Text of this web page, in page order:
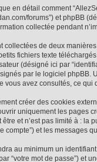
en détail comment
forums”) et phpBB
collectée pendant
collectées de deux
fichiers texte
(désigné ici par
par le logiciel phpBB.
vous avez consultés, ce qui
créer des cookies
uniquement les pages
et n’est pas limité à : la
compte”) et les messages
au minimum un
“votre mot de passe”) et